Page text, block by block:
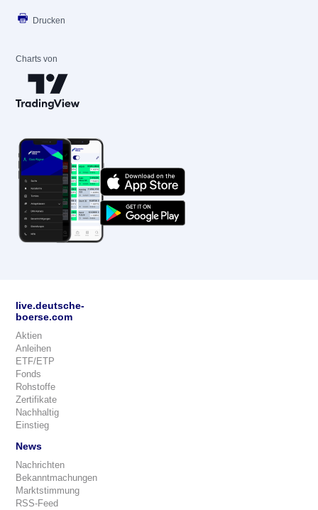
Drucken
Charts von
live.deutsche-
boerse.com
Aktien
Anleihen
ETF/ETP
Fonds
Rohstoffe
Zertifikate
Nachhaltig
Einstieg
News
Nachrichten
Bekanntmachungen
Marktstimmung
RSS-Feed